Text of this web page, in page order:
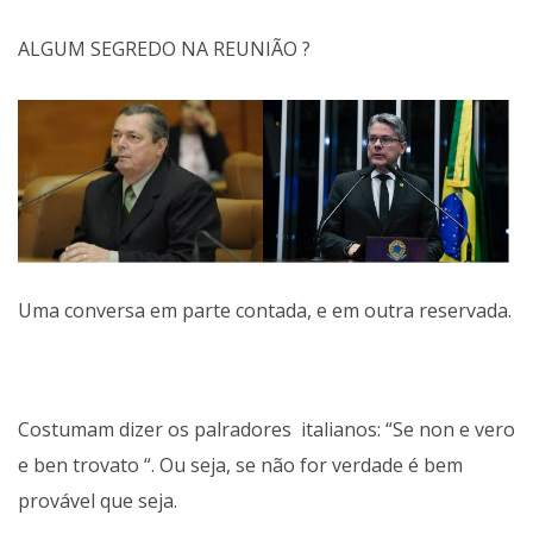
ALGUM SEGREDO NA REUNIÃO ?
Uma conversa em parte contada, e em outra reservada.
Costumam dizer os palradores italianos: “Se non e vero
e ben trovato “. Ou seja, se não for verdade é bem
provável que seja.